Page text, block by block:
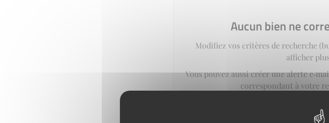
Aucun bien ne
Modifiez vos critères de recherche
afficher
Vous pouvez aussi créer une alerte
correspondant à votre
créer